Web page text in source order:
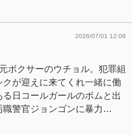
2026/07/01 12:06
ボクサーのウチョル。犯罪組
が迎えに来てくれ一緒に働
日コールガールのボムと出
職警官ジョンゴンに暴力…